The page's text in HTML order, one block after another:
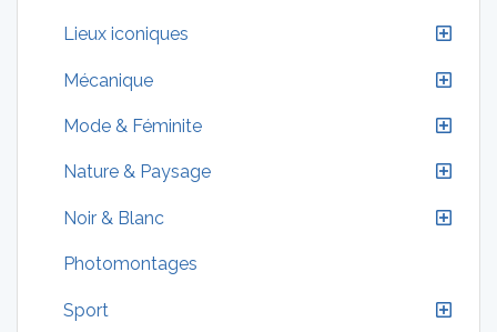
Lieux iconiques
Mécanique
Mode & Féminite
Nature & Paysage
Noir & Blanc
Photomontages
Sport